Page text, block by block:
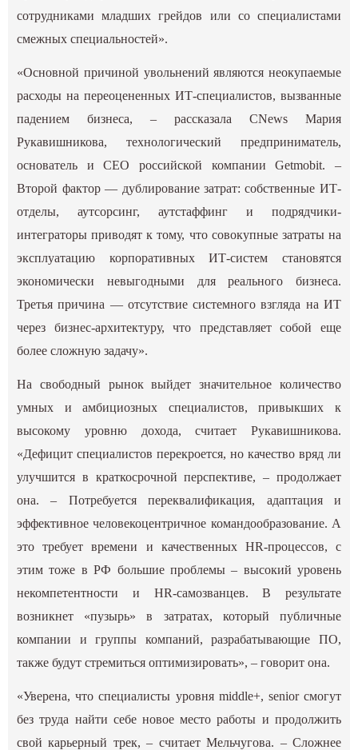
сотрудниками младших грейдов или со специалистами
смежных специальностей».
«Основной причиной увольнений являются неокупаемые
расходы на переоцененных ИТ-специалистов, вызванные
падением бизнеса, – рассказала CNews Мария
Рукавишникова, технологический предприниматель,
основатель и CEO российской компании Getmobit. –
Второй фактор — дублирование затрат: собственные ИТ-
отделы, аутсорсинг, аутстаффинг и подрядчики-
интеграторы приводят к тому, что совокупные затраты на
эксплуатацию корпоративных ИТ-систем становятся
экономически невыгодными для реального бизнеса.
Третья причина — отсутствие системного взгляда на ИТ
через бизнес-архитектуру, что представляет собой еще
более сложную задачу».
На свободный рынок выйдет значительное количество
умных и амбициозных специалистов, привыкших к
высокому уровню дохода, считает Рукавишникова.
«Дефицит специалистов перекроется, но качество вряд ли
улучшится в краткосрочной перспективе, – продолжает
она. – Потребуется переквалификация, адаптация и
эффективное человекоцентричное командообразование. А
это требует времени и качественных HR-процессов, с
этим тоже в РФ большие проблемы – высокий уровень
некомпетентности и HR-самозванцев. В результате
возникнет «пузырь» в затратах, который публичные
компании и группы компаний, разрабатывающие ПО,
также будут стремиться оптимизировать», – говорит она.
«Уверена, что специалисты уровня middle+, senior смогут
без труда найти себе новое место работы и продолжить
свой карьерный трек, – считает Мельчугова. – Сложнее